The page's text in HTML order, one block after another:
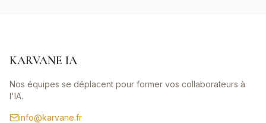
KARVANE IA
Nos équipes se déplacent pour former vos collaborateurs à
l'IA.
info@karvane.fr